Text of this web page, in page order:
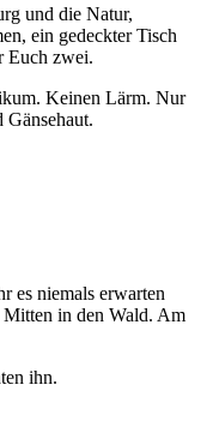
und die Natur,
ein gedeckter Tisch
Euch zwei.
Keinen Lärm. Nur
es niemals erwarten
in den Wald. Am
ihn.